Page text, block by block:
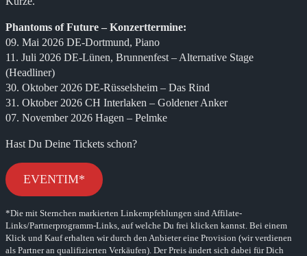
Phantoms of Future – Konzerttermine:
09. Mai 2026 DE-Dortmund, Piano
11. Juli 2026 DE-Lünen, Brunnenfest – Alternative Stage
(Headliner)
30. Oktober 2026 DE-Rüsselsheim – Das Rind
31. Oktober 2026 CH Interlaken – Goldener Anker
07. November 2026 Hagen – Pelmke
Hast Du Deine Tickets schon?
EVENTIM*
*Die mit Sternchen markierten Linkempfehlungen sind Affilate-
Links/Partnerprogramm-Links, auf welche Du frei klicken kannst. Bei einem
Klick und Kauf erhalten wir durch den Anbieter eine Provision (wir verdienen
als Partner an qualifizierten Verkäufen). Der Preis ändert sich dabei für Dich